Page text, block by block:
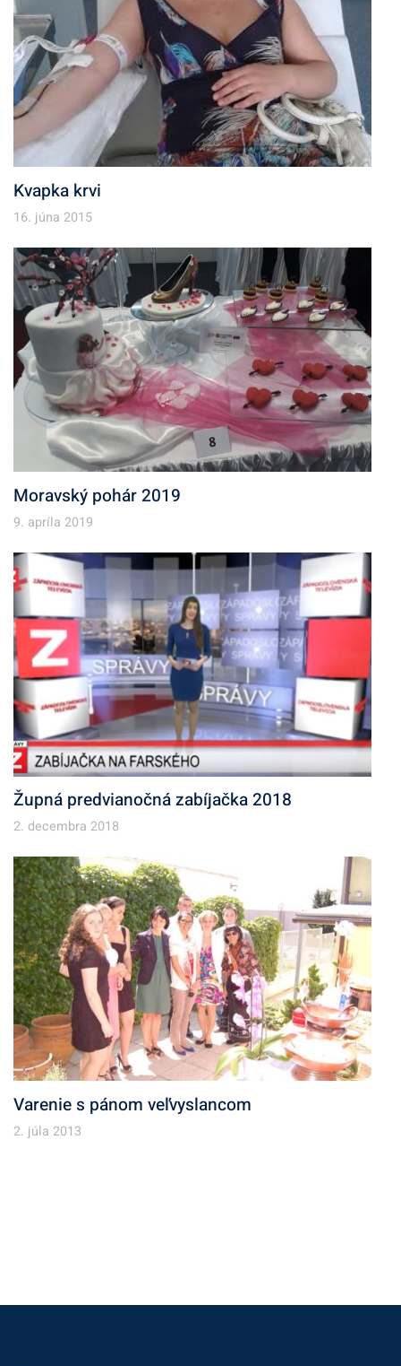
Kvapka krvi
16. júna 2015
Moravský pohár 2019
9. apríla 2019
Župná predvianočná zabíjačka 2018
2. decembra 2018
Varenie s pánom veľvyslancom
2. júla 2013